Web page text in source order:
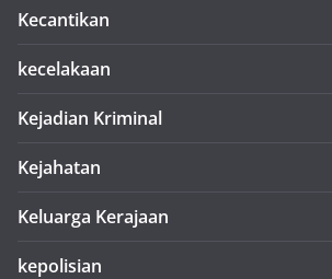
Kecantikan
kecelakaan
Kejadian Kriminal
Kejahatan
Keluarga Kerajaan
kepolisian